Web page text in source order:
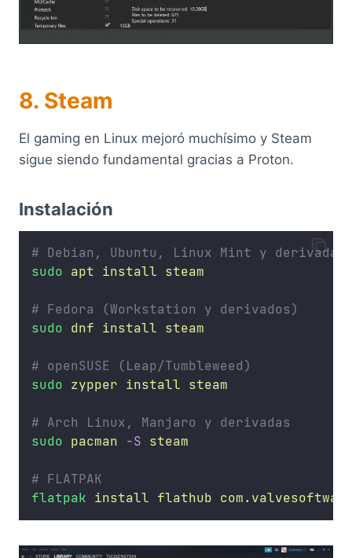
8. Steam
El gaming en Linux mejoró muchísimo y Steam
sigue siendo fundamental gracias a Proton.
Instalación
# Debian, Ubuntu, Linux Mint y derivadas
sudo apt install steam
# Fedora (Workstation y derivados)
sudo dnf install steam
# openSUSE (Leap/Tumbleweed)
sudo zypper install steam
# Arch Linux, Manjaro y derivadas
sudo pacman -S steam
# FLATPAK
flatpak install flathub